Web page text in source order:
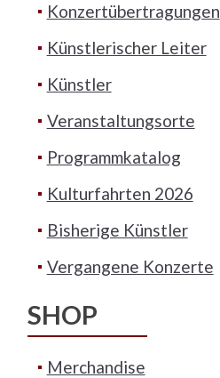
Konzertübertragungen
Künstlerischer Leiter
Künstler
Veranstaltungsorte
Programmkatalog
Kulturfahrten 2026
Bisherige Künstler
Vergangene Konzerte
SHOP
Merchandise